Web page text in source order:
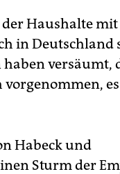
Haushalte
in Deutschland
versäumt,
es
Habeck und
Sturm der